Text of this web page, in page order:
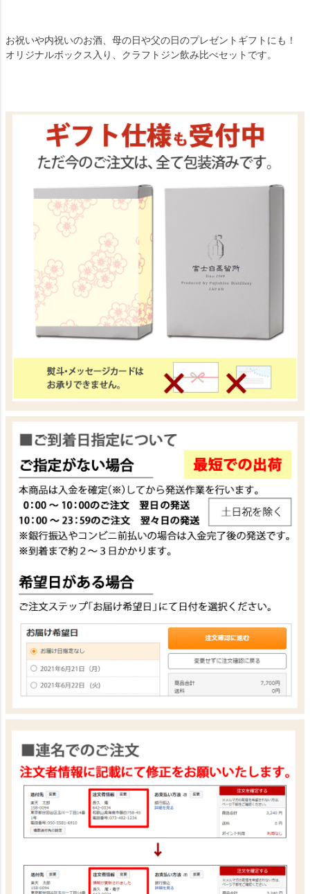
お祝いや内祝いのお酒、母の日や父の日のプレゼントギフトにも！
オリジナルボックス入り、クラフトジン飲み比べセットです。